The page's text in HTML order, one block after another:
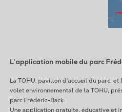
L’application mobile du parc
La TOHU, pavillon d’accueil du parc,
volet environnemental de la TOHU,
parc Frédéric-Back.
Une application gratuite, éducative et